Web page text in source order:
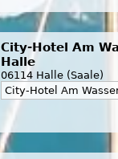
City-Hotel Am
Halle
06114 Halle (Saale)
City-Hotel Am